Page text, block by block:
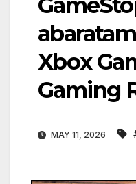
Xbox
Gaming
MAY 11, 2026